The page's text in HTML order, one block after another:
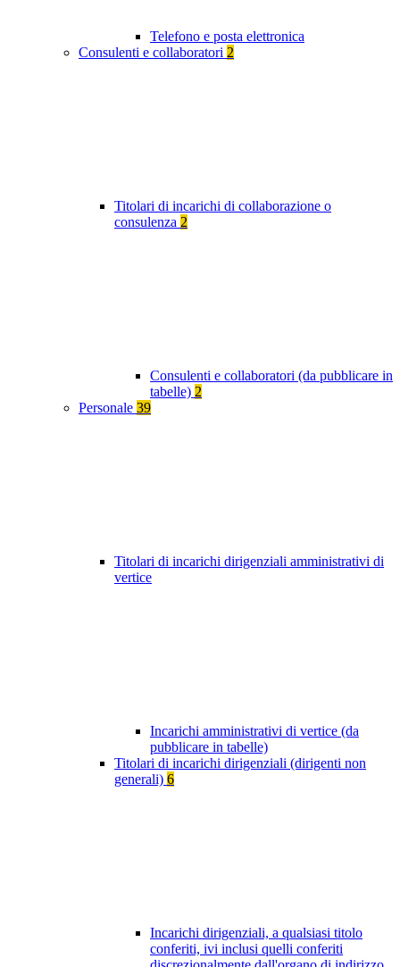
Telefono e posta elettronica
Consulenti e collaboratori 2
Titolari di incarichi di collaborazione o
consulenza 2
Consulenti e collaboratori (da pubblicare in
tabelle) 2
Personale 39
Titolari di incarichi dirigenziali amministrativi di
vertice
Incarichi amministrativi di vertice (da
pubblicare in tabelle)
Titolari di incarichi dirigenziali (dirigenti non
generali) 6
Incarichi dirigenziali, a qualsiasi titolo
conferiti, ivi inclusi quelli conferiti